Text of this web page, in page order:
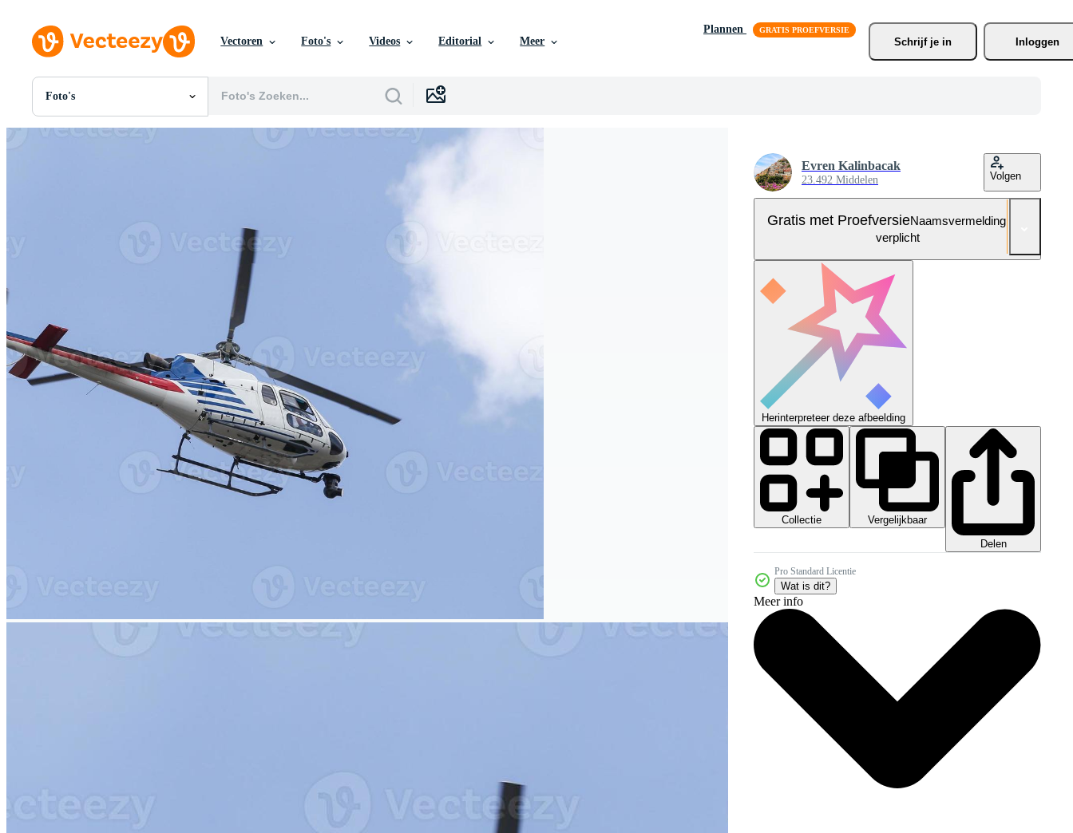
Vectoren Foto's Videos Editorial Meer
Plannen
Schrijf je in Inloggen
Foto's
Alle Afbeeldingen
Evren Kalinbacak
23.492 Middelen Volgen
Gratis met ProefversieNaamsvermelding niet
verplicht
Herinterpreteer deze afbeelding
Collectie
Vergelijkbaar
Delen
Pro Standard Licentie
Wat is dit?
Meer info